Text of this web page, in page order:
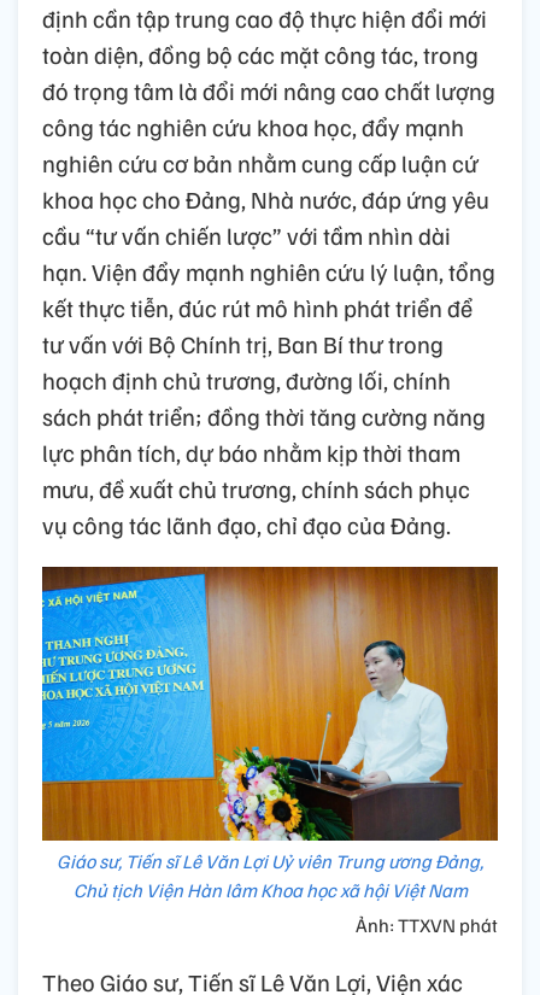
định cần tập trung cao độ thực hiện đổi mới
toàn diện, đồng bộ các mặt công tác, trong
đó trọng tâm là đổi mới nâng cao chất lượng
công tác nghiên cứu khoa học, đẩy mạnh
nghiên cứu cơ bản nhằm cung cấp luận cứ
khoa học cho Đảng, Nhà nước, đáp ứng yêu
cầu “tư vấn chiến lược” với tầm nhìn dài
hạn. Viện đẩy mạnh nghiên cứu lý luận, tổng
kết thực tiễn, đúc rút mô hình phát triển để
tư vấn với Bộ Chính trị, Ban Bí thư trong
hoạch định chủ trương, đường lối, chính
sách phát triển; đồng thời tăng cường năng
lực phân tích, dự báo nhằm kịp thời tham
mưu, đề xuất chủ trương, chính sách phục
vụ công tác lãnh đạo, chỉ đạo của Đảng.
Giáo sư, Tiến sĩ Lê Văn Lợi Uỷ viên Trung ương Đảng,
Chủ tịch Viện Hàn lâm Khoa học xã hội Việt Nam
Ảnh: TTXVN phát
Theo Giáo sư, Tiến sĩ Lê Văn Lợi, Viện xác